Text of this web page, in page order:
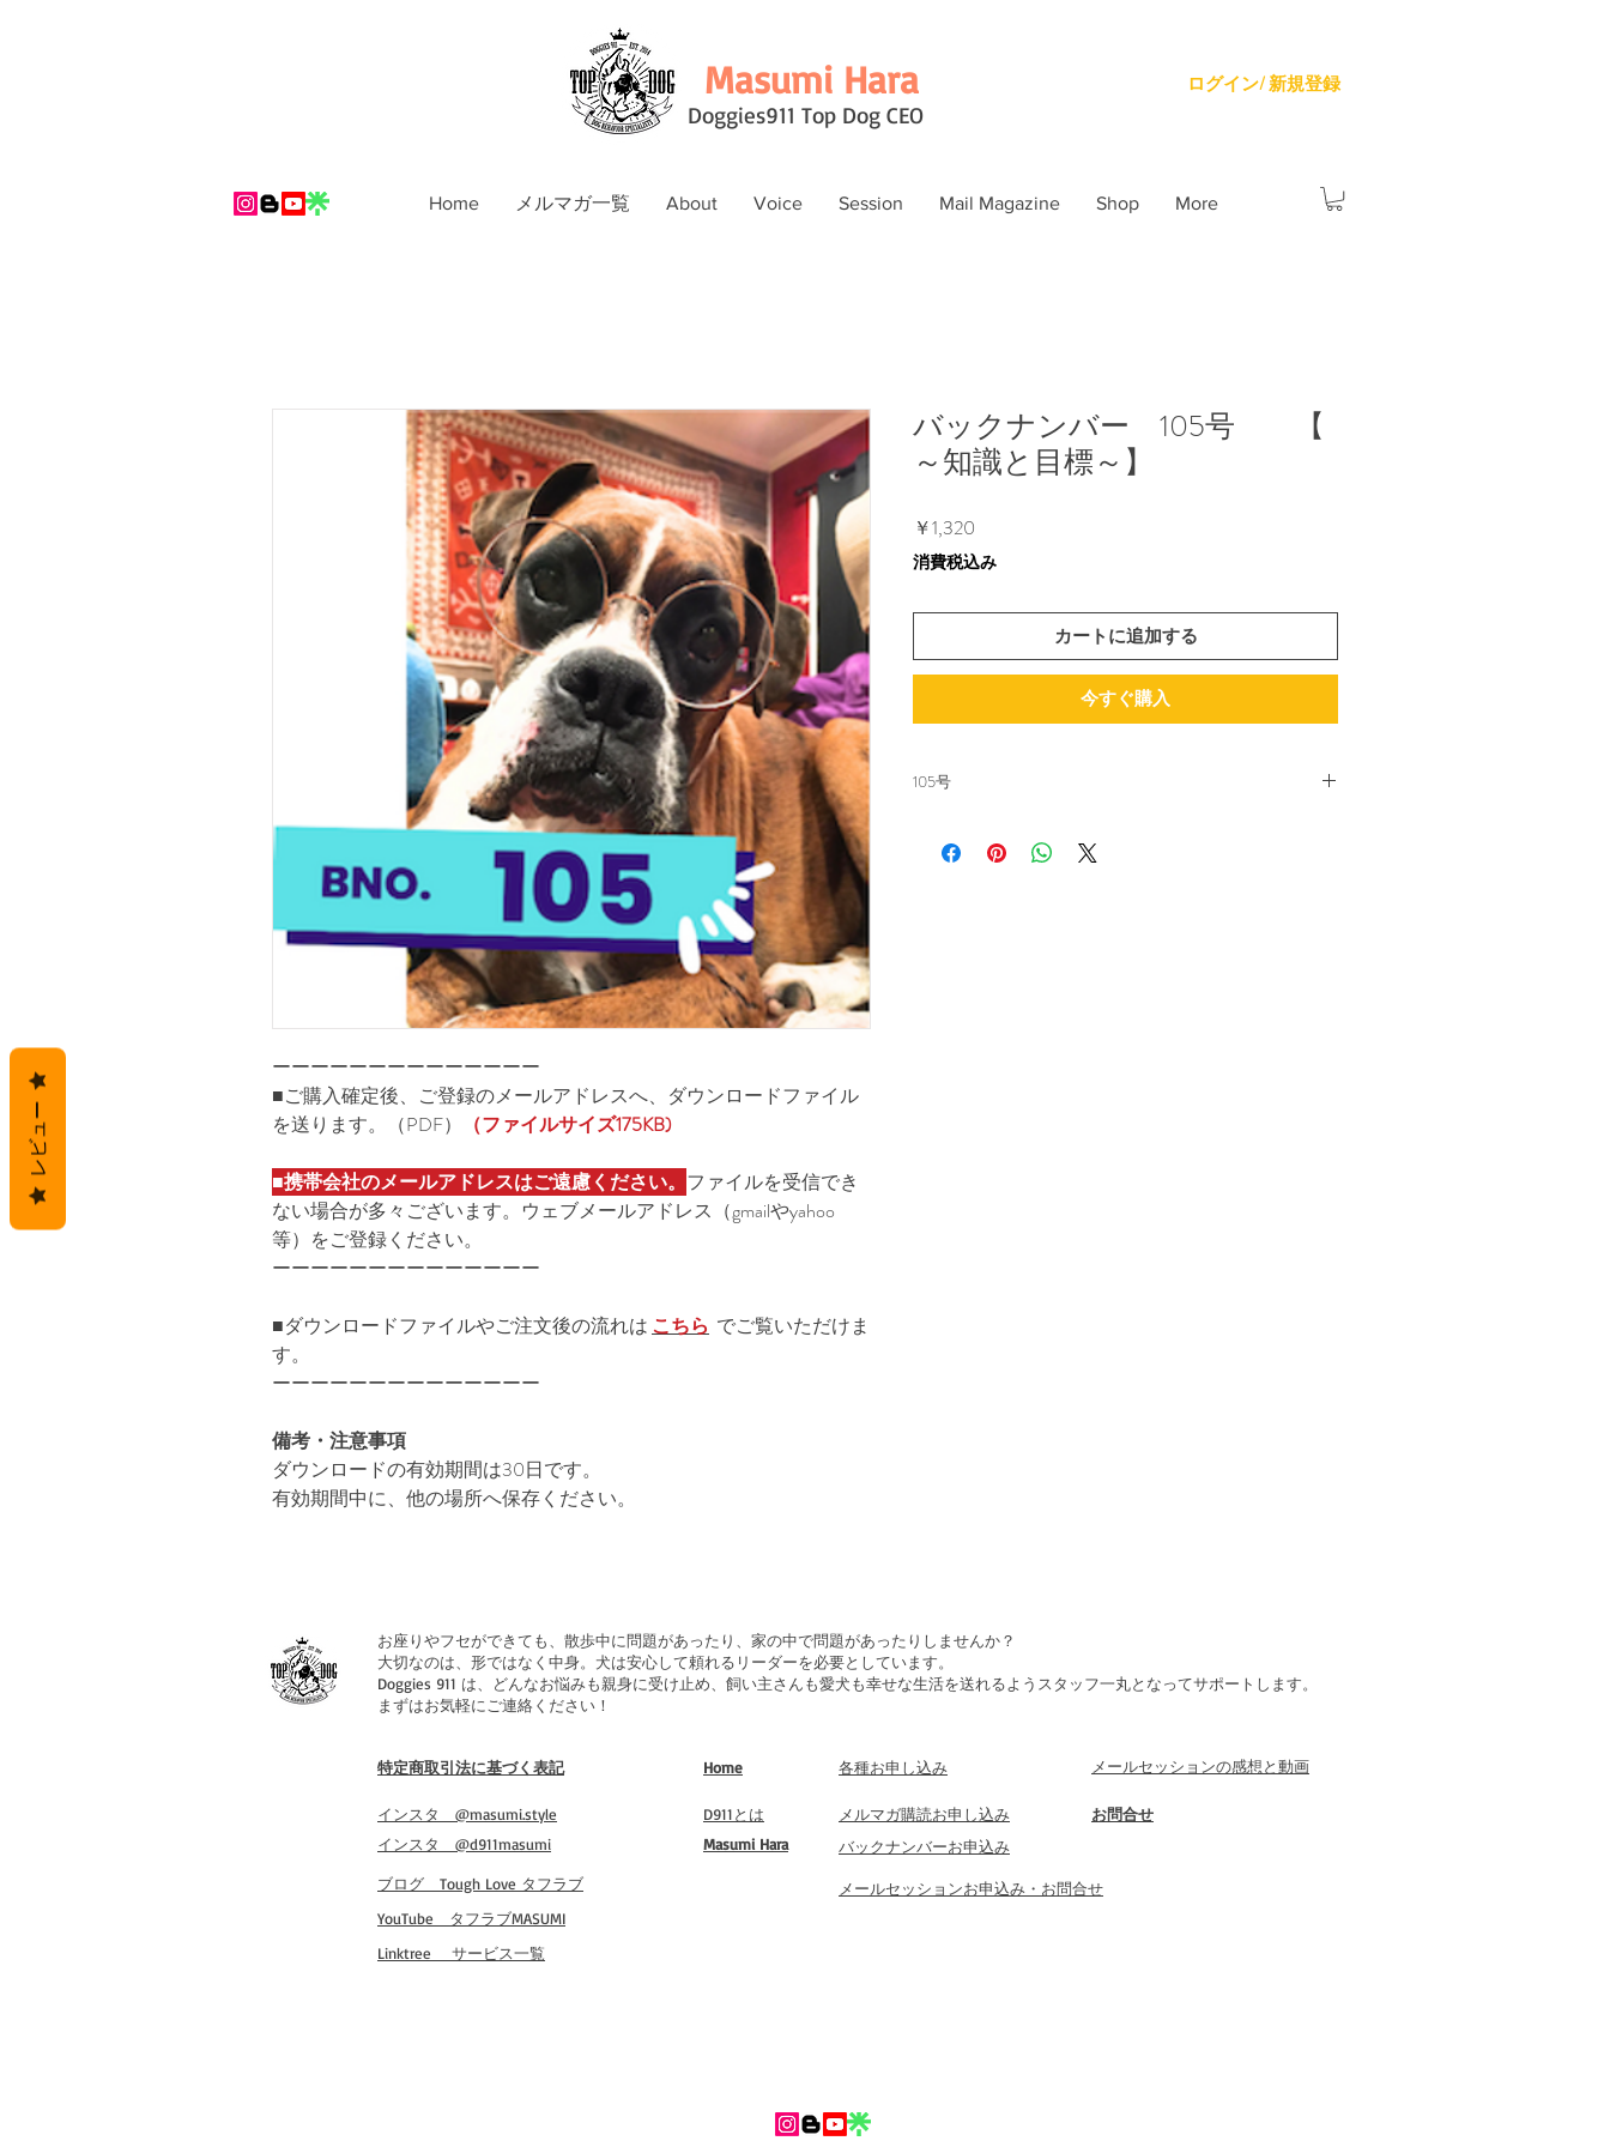
Masumi Hara
Doggies911 Top Dog CEO
ログイン/ 新規登録
Home メルマガ一覧 About Voice Session Mail Magazine Shop More
ーーーーーーーーーーーーーー
■ご購入確定後、ご登録のメールアドレスへ、ダウンロードファイル
を送ります。（PDF）
（ファイルサイズ175KB)
■携帯会社のメールアドレスはご遠慮ください。 ファイルを受信でき
ない場合が多々ございます。ウェブメールアドレス（gmailやyahoo
等）をご登録ください。
ーーーーーーーーーーーーーー
■ダウンロードファイルやご注文後の流れは こちら でご覧いただけま
す。
ーーーーーーーーーーーーーー
備考・注意事項
ダウンロードの有効期間は30日です。
有効期間中に、他の場所へ保存ください。
バックナンバー 105号 【
～知識と目標～】
￥1,320
格
消費税込み
カートに追加する
今すぐ購入
105号
バックナンバー105号
ハルティー、ジェントルリーダー、イージーウォ
ーク、トレーニングカラー、バークコントロー
もちろん、ハーネスやら延びるリードなども？
「犬が引っ張るから」という理由で使ってらっし
ゃいます。
お座りやフセができても、散歩中に問題があったり、家の中で問題があったりしませんか？
大切なのは、形ではなく中身。犬は安心して頼れるリーダーを必要としています。
Doggies 911 は、どんなお悩みも親身に受け止め、飼い主さんも愛犬も幸せな生活を送れるようスタッフ一丸となってサポートします。
まずはお気軽にご連絡ください！
特定商取引法に基づく表記 Home
​D911とは
​インスタ @masumi.style
​インスタ @d911masumi
​Masumi Hara
​ブログ Tough Love タフラブ
​各種お申し込み
​メルマガ購読お申し込み
​メールセッションの感想と動画
​お問合せ
​バックナンバーお申込み
​メールセッションお申込み・お問合せ
​YouTube タフラブMASUMI
​Linktree サービス一覧
レビュー